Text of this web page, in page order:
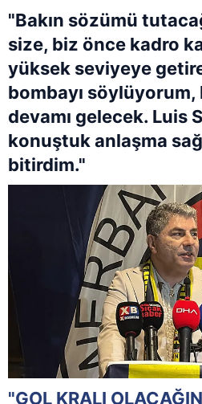
"Bakın sözümü
size, biz önce kadro
yüksek seviyeye
bombayı
devamı gelecek. Luis
konuştuk anlaşma
bitirdim."
"GOL KRALI